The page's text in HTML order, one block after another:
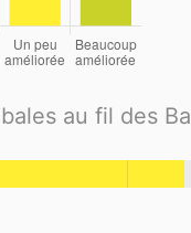
au fil des